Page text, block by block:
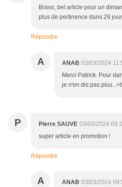
Bravo, bel article pour un
plus de pertinence dans 29
Répondre
A ANAB 03/03/2024
Merci Patrick. Pour
je n'en dis pas
P Pierre SAUVE 03/03/2024
super article en promotion !
Répondre
A ANAB 03/03/2024